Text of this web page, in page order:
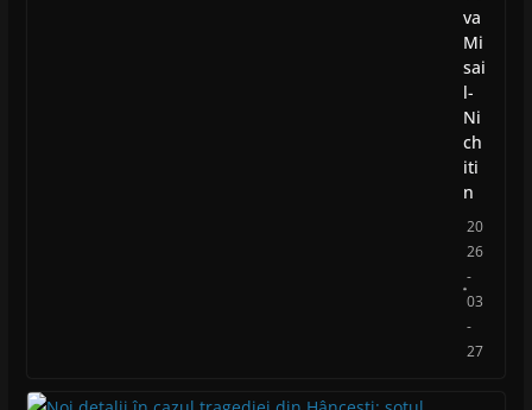
va
Mi
sai
l-
Ni
ch
iti
n
20
26
-
03
-
27